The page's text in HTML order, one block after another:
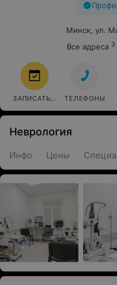
Минск, ул.
Все адреса 3
ЗАПИСАТЬСЯ ТЕЛЕФОНЫ
Неврология
Инфо Цены